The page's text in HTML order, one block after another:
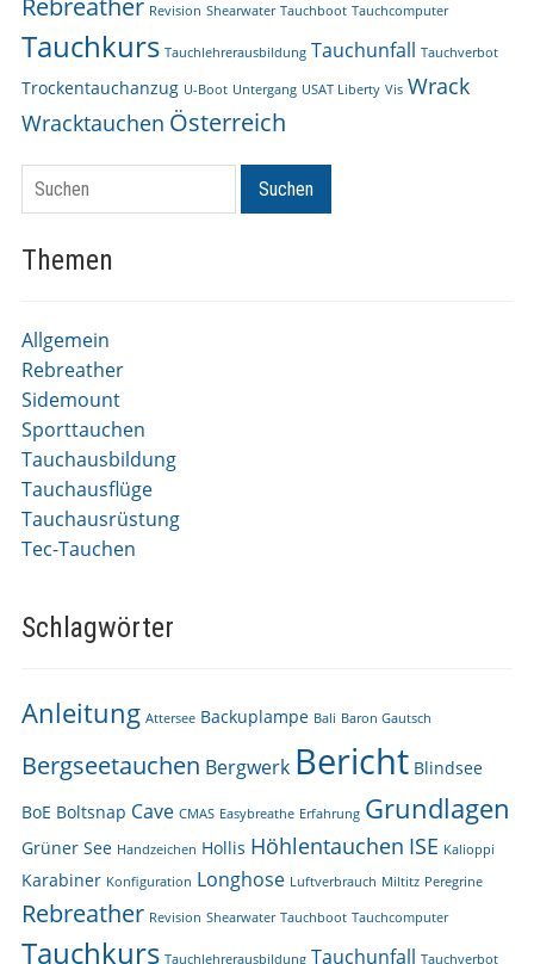
Rebreather Revision Shearwater Tauchboot Tauchcomputer
Tauchkurs Tauchlehrerausbildung Tauchunfall Tauchverbot
Trockentauchanzug U-Boot Untergang USAT Liberty Vis Wrack
Wracktauchen Österreich
Suchen Suchen
Themen
Allgemein
Rebreather
Sidemount
Sporttauchen
Tauchausbildung
Tauchausflüge
Tauchausrüstung
Tec-Tauchen
Schlagwörter
Anleitung Attersee Backuplampe Bali Baron Gautsch
Bergseetauchen Bergwerk Bericht Blindsee
BoE Boltsnap Cave CMAS Easybreathe Erfahrung Grundlagen
Grüner See Handzeichen Hollis Höhlentauchen ISE Kalioppi
Karabiner Konfiguration Longhose Luftverbrauch Miltitz Peregrine
Rebreather Revision Shearwater Tauchboot Tauchcomputer
Tauchkurs Tauchlehrerausbildung Tauchunfall Tauchverbot